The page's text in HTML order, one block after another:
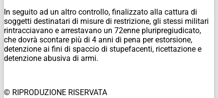
In seguito ad un altro controllo, finalizzato alla cattura di
soggetti destinatari di misure di restrizione, gli stessi militari
rintracciavano e arrestavano un 72enne pluripregiudicato,
che dovrà scontare più di 4 anni di pena per estorsione,
detenzione ai fini di spaccio di stupefacenti, ricettazione e
detenzione abusiva di armi.
© RIPRODUZIONE RISERVATA